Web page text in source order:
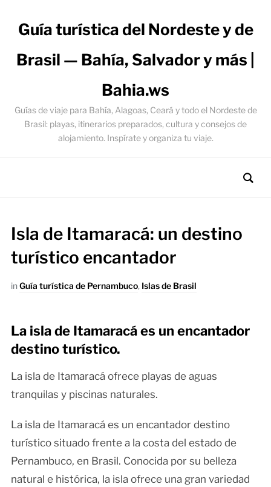
Guía turística del Nordeste y de
Brasil — Bahía, Salvador y más |
Bahia.ws
Guías de viaje para Bahía, Alagoas, Ceará y todo el Nordeste de
Brasil: playas, itinerarios preparados, cultura y consejos de
alojamiento. Inspírate y organiza tu viaje.
Isla de Itamaracá: un destino
turístico encantador
inGuía turística de Pernambuco, Islas de Brasil
La isla de Itamaracá es un encantador
destino turístico.
La isla de Itamaracá ofrece playas de aguas
tranquilas y piscinas naturales.
La isla de Itamaracá es un encantador destino
turístico situado frente a la costa del estado de
Pernambuco, en Brasil. Conocida por su belleza
natural e histórica, la isla ofrece una gran variedad